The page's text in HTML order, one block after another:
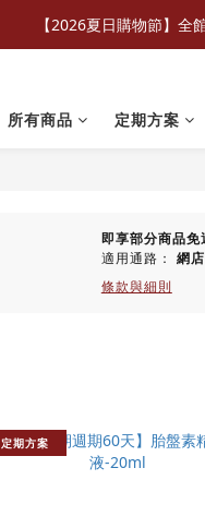
【2026夏日購物節】
所有商品 定期方案
即享部分商品免
適用通路： 網店
條款與細則
定期方案